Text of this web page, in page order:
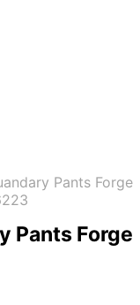
Pants Forge
Pants Forge